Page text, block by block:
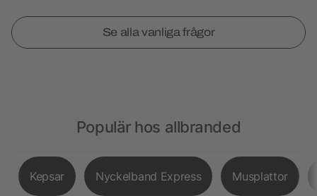
Se alla vanliga frågor
Populär hos allbranded
Kepsar Nyckelband Express Musplattor